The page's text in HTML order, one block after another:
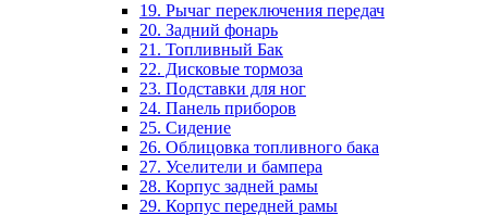
19. Рычаг переключения передач
20. Задний фонарь
21. Топливный Бак
22. Дисковые тормоза
23. Подставки для ног
24. Панель приборов
25. Сидение
26. Облицовка топливного бака
27. Уселители и бампера
28. Корпус задней рамы
29. Корпус передней рамы